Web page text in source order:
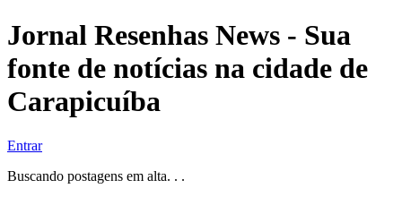
Jornal Resenhas News - Sua
fonte de notícias na cidade de
Carapicuíba
Entrar
Buscando postagens em alta. . .